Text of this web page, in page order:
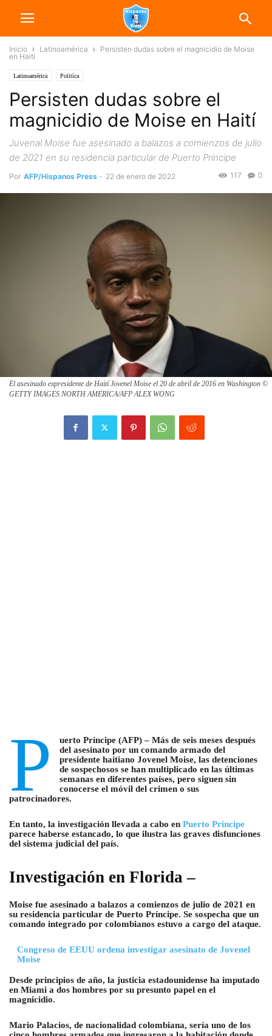
Inicio Latinoamérica
Persisten dudas sobre el magnicidio de Moise
en Haití
Latinoamérica Politíca
Persisten dudas sobre el
magnicidio de Moise en Haití
Juvenal Moise fue asesinado a balazos a comienzos de julio
de 2021 en su residencia particular de Puerto Príncipe
Por AFP/Hispanos Press - 22 de enero de 2022 0
117
El asesinado expresidente de Haití Jovenel Moise el 20 de abril de 2016 en Washington ©
GETTY IMAGES NORTH AMERICA/AFP ALEX WONG
P
uerto Príncipe (AFP) – Más de seis meses después
del asesinato por un comando armado del
presidente haitiano Jovenel Moise, las detenciones
de sospechosos se han multiplicado en las últimas
semanas en diferentes países, pero siguen sin
conocerse el móvil del crimen o sus
patrocinadores.
En tanto, la investigación llevada a cabo en Puerto Príncipe
parece haberse estancado, lo que ilustra las graves disfunciones
del sistema judicial del país.
Investigación en Florida –
Moise fue asesinado a balazos a comienzos de julio de 2021 en
su residencia particular de Puerto Príncipe. Se sospecha que un
comando integrado por colombianos estuvo a cargo del ataque.
Congreso de EEUU ordena investigar asesinato de Jovenel
Moise
Desde principios de año, la justicia estadounidense ha imputado
en Miami a dos hombres por su presunto papel en el
magnicidio.
Mario Palacios, de nacionalidad colombiana, sería uno de los